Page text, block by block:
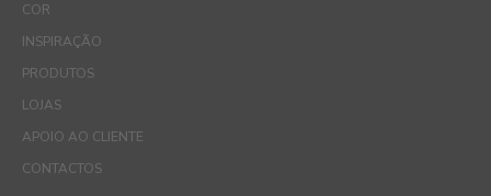
COR
INSPIRAÇÃO
PRODUTOS
LOJAS
APOIO AO CLIENTE
CONTACTOS